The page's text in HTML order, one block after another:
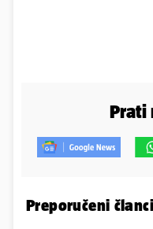
Prati
Preporučeni članci